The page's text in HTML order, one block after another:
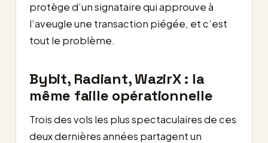
protège d’un signataire qui approuve à
l’aveugle une transaction piégée, et c’est
tout le problème.
Bybit, Radiant, WazirX : la
même faille opérationnelle
Trois des vols les plus spectaculaires de ces
deux dernières années partagent un